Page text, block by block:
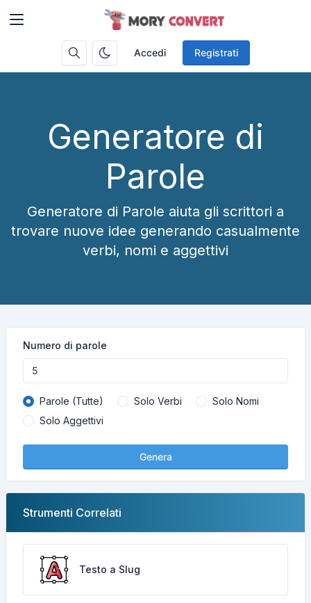
Accedi Registrati
Generatore di
Parole
Generatore di Parole aiuta gli scrittori a
trovare nuove idee generando casualmente
verbi, nomi e aggettivi
Numero di parole
Parole (Tutte) Solo Verbi
Solo Nomi
Solo Aggettivi
Genera
Strumenti Correlati
Testo a Slug